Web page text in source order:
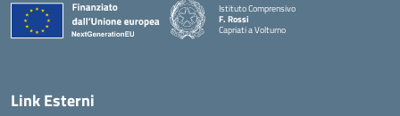
Istituto Comprensivo
F. Rossi
Capriati a Volturno
— Visita la pagina iniziale della scuola
Link Esterni